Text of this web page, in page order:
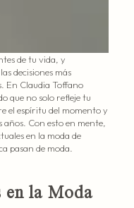
de tu vida, y
decisiones más
En Claudia Toffano
que no solo refleje tu
el espíritu del momento y
Con esto en mente,
en la moda de
pasan de moda.
en la Moda